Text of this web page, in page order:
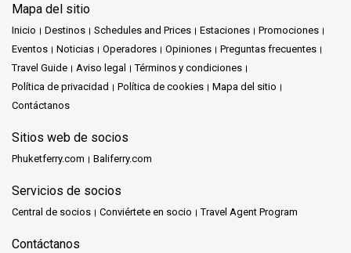
Mapa del sitio
Inicio Destinos Schedules and Prices Estaciones
Promociones
Eventos
Noticias Operadores Opiniones
Preguntas frecuentes
Travel Guide
Aviso legal
Términos y condiciones
Política de privacidad
Política de cookies
Mapa del sitio
Contáctanos
Sitios web de socios
Phuketferry.com Baliferry.com
Servicios de socios
Central de socios Conviértete en socio Travel Agent Program
Contáctanos